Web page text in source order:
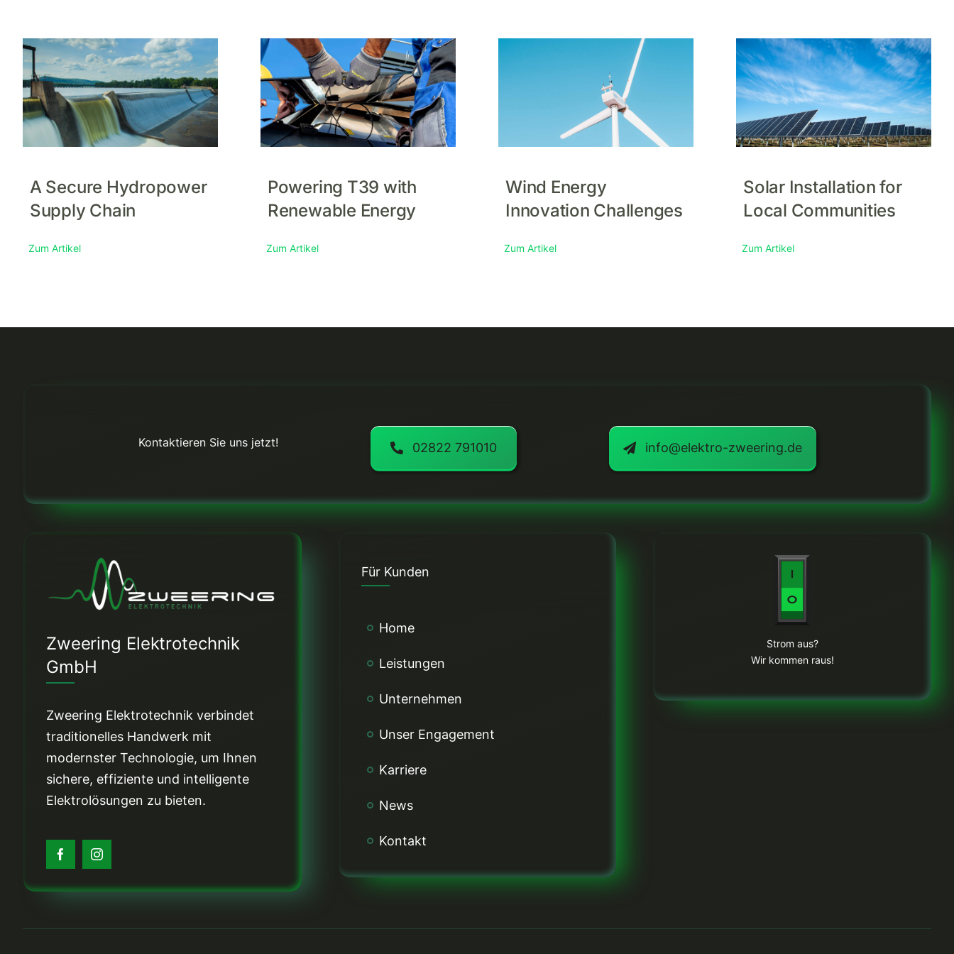
A Secure Hydropower
Supply Chain
Zum Artikel
Powering T39 with
Renewable Energy
Zum Artikel
Wind Energy
Innovation Challenges
Zum Artikel
Solar Installation for
Local Communities
Zum Artikel
Kontaktieren Sie uns jetzt! 02822 791010 info@elektro-zweering.de
Zweering Elektrotechnik
GmbH
Zweering Elektrotechnik verbindet
traditionelles Handwerk mit
modernster Technologie, um Ihnen
sichere, effiziente und intelligente
Elektrolösungen zu bieten.
Für Kunden
Home
Leistungen
Unternehmen
Unser Engagement
Karriere
News
Kontakt
Strom aus?
Wir kommen raus!